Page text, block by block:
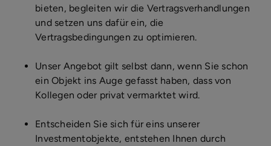
bieten, begleiten wir die Vertragsverhandlungen
und setzen uns dafür ein, die
Vertragsbedingungen zu optimieren.
Unser Angebot gilt selbst dann, wenn Sie schon
ein Objekt ins Auge gefasst haben, dass von
Kollegen oder privat vermarktet wird.
Entscheiden Sie sich für eins unserer
Investmentobjekte, entstehen Ihnen durch